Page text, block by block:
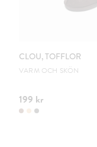
CLOU, TOFFLOR
VARM OCH SKÖN
199 kr